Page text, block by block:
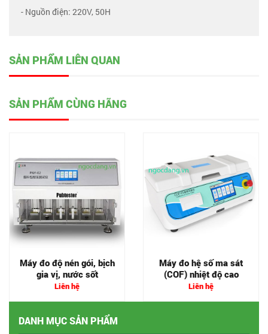
- Nguồn điện: 220V, 50H
SẢN PHẨM LIÊN QUAN
SẢN PHẨM CÙNG HÃNG
Máy đo độ nén gói, bịch
gia vị, nước sốt
Liên hệ
Máy đo hệ số ma sát
(COF) nhiệt độ cao
Liên hệ
DANH MỤC SẢN PHẨM